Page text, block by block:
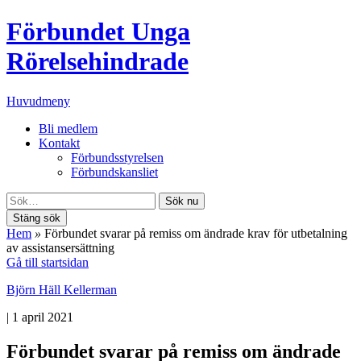
Förbundet Unga
Rörelsehindrade
Huvudmeny
Bli medlem
Kontakt
Förbundsstyrelsen
Förbundskansliet
Sök nu
Stäng sök
Hem » Förbundet svarar på remiss om ändrade krav för utbetalning
av assistansersättning
Gå till startsidan
Björn Häll Kellerman
| 1 april 2021
Förbundet svarar på remiss om ändrade